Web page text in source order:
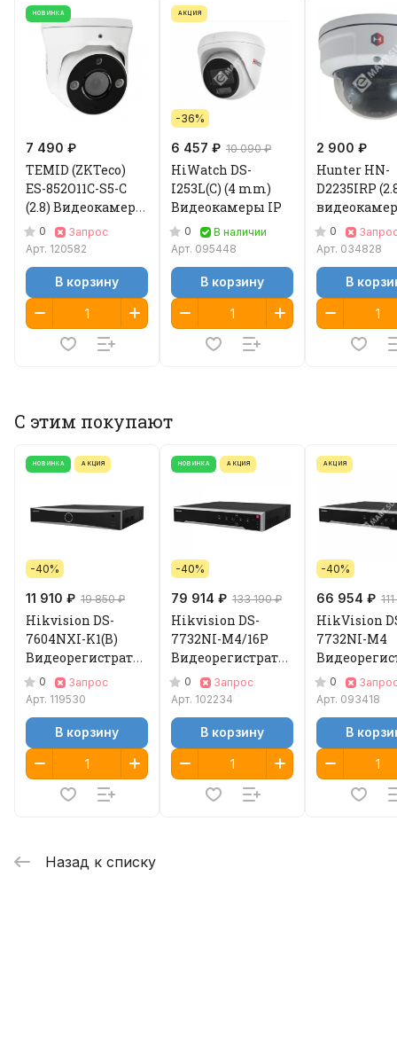
НОВИНКА
7 490 ₽
TEMID (ZKTeco)
ES-852O11C-S5-C
(2.8) Видеокамера
IP 0
Запрос
Арт. 120582
В корзину
АКЦИЯ
-36%
6 457 ₽ 10 090 ₽
HiWatch DS-
I253L(C) (4 mm)
Видеокамеры IP
0
В наличии
Арт. 095448
В корзину
2 900 ₽
Hunter HN-
D2235IRP
0
Арт. 034828
В
С этим покупают
НОВИНКА АКЦИЯ
-40%
11 910 ₽ 19 850 ₽
Hikvision DS-
7604NXI-K1(B)
Видеорегистратор
IP 0
Запрос
Арт. 119530
В корзину
НОВИНКА АКЦИЯ
-40%
79 914 ₽ 133 190 ₽
Hikvision DS-
7732NI-M4/16P
Видеорегистратор
IP 0
Запрос
Арт. 102234
В корзину
АКЦИЯ
-40%
66 954 ₽
HikVision
7732NI-M4
IP 0
Арт. 093418
В
Назад к списку